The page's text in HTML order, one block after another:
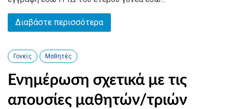
Διαβάστε περισσότερα
Γονείς Μαθητές
Ενημέρωση σχετικά με τις
απουσίες μαθητών/τριών